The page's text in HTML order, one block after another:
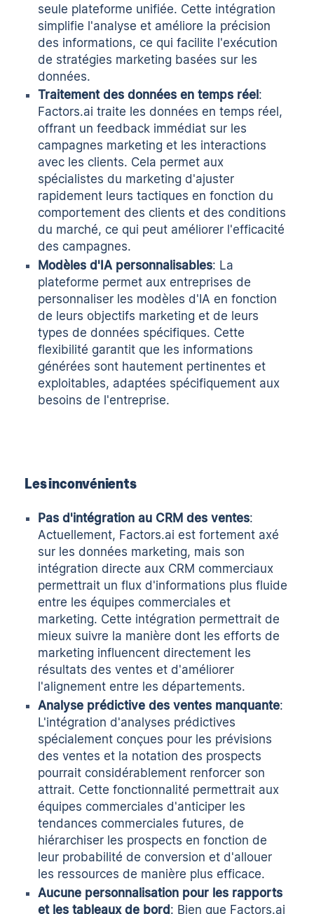
seule plateforme unifiée. Cette intégration
simplifie l'analyse et améliore la précision
des informations, ce qui facilite l'exécution
de stratégies marketing basées sur les
données.
Traitement des données en temps réel :
Factors.ai traite les données en temps réel,
offrant un feedback immédiat sur les
campagnes marketing et les interactions
avec les clients. Cela permet aux
spécialistes du marketing d'ajuster
rapidement leurs tactiques en fonction du
comportement des clients et des conditions
du marché, ce qui peut améliorer l'efficacité
des campagnes.
Modèles d'IA personnalisables: La
plateforme permet aux entreprises de
personnaliser les modèles d'IA en fonction
de leurs objectifs marketing et de leurs
types de données spécifiques. Cette
flexibilité garantit que les informations
générées sont hautement pertinentes et
exploitables, adaptées spécifiquement aux
besoins de l'entreprise.
Les inconvénients
Pas d'intégration au CRM des ventes:
Actuellement, Factors.ai est fortement axé
sur les données marketing, mais son
intégration directe aux CRM commerciaux
permettrait un flux d'informations plus fluide
entre les équipes commerciales et
marketing. Cette intégration permettrait de
mieux suivre la manière dont les efforts de
marketing influencent directement les
résultats des ventes et d'améliorer
l'alignement entre les départements.
Analyse prédictive des ventes manquante:
L'intégration d'analyses prédictives
spécialement conçues pour les prévisions
des ventes et la notation des prospects
pourrait considérablement renforcer son
attrait. Cette fonctionnalité permettrait aux
équipes commerciales d'anticiper les
tendances commerciales futures, de
hiérarchiser les prospects en fonction de
leur probabilité de conversion et d'allouer
les ressources de manière plus efficace.
Aucune personnalisation pour les rapports
et les tableaux de bord : Bien que Factors.ai